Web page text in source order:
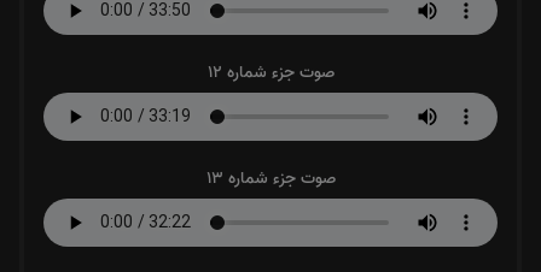
صوت جزء شماره 12
صوت جزء شماره 13